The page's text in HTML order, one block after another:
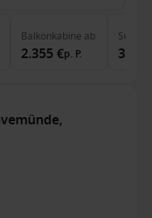
Balkonkabine ab
2.355 €p. P.
Suite